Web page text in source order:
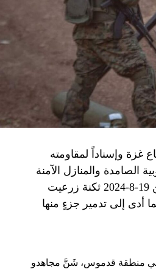
غزة وإسناداً لمقاومته
الصامدة والمنازل الآمنة
وخصوصاً في بلدة باتوليه، استهدف مجاهدو المقاومة الإسلامية يوم الاثنين 19-8-2024 ثكنة زرعيت
أدى إلى تدمير جزءٍ منها
في منطقة قدموس، شَنَّ مجاهدو